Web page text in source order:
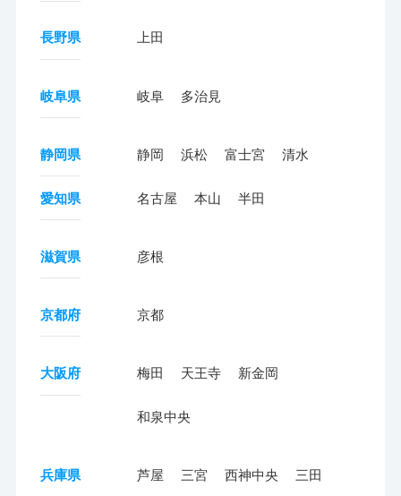
長野県 上田
岐阜県 岐阜 多治見
静岡県 静岡 浜松 富士宮 清水
愛知県 名古屋 本山 半田
滋賀県 彦根
京都府 京都
大阪府 梅田 天王寺 新金岡
和泉中央
兵庫県 芦屋 三宮 西神中央 三田